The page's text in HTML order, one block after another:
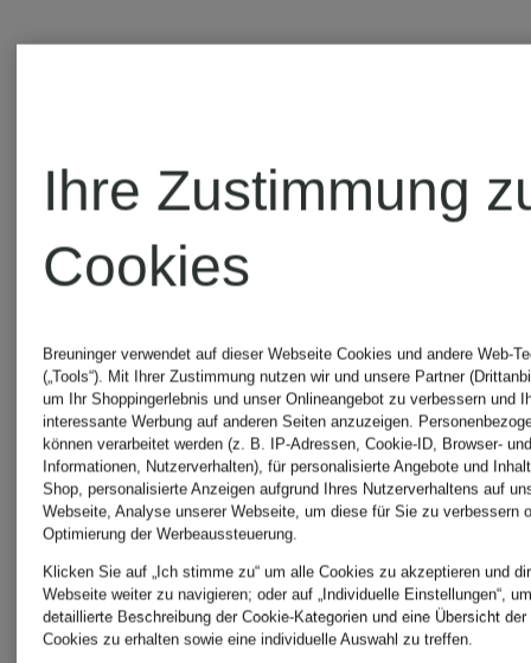
Exklusiv
J.LINDEBERG
Pullover
Zertifiziert
Ihre Zustimmung
Cookies
Breuninger verwendet auf dieser Webseite Cookies und andere Web-
(„Tools“). Mit Ihrer Zustimmung nutzen wir und unsere Partner
um Ihr Shoppingerlebnis und unser Onlineangebot zu verbessern und
interessante Werbung auf anderen Seiten anzuzeigen.
können verarbeitet werden (z. B. IP-Adressen, Cookie-ID, Browser-
Informationen, Nutzerverhalten), für personalisierte Angebote und
Shop, personalisierte Anzeigen aufgrund Ihres Nutzerverhaltens auf
Webseite, Analyse unserer Webseite, um diese für Sie zu verbessern
Optimierung der Werbeaussteuerung.
Klicken Sie auf „Ich stimme zu“ um alle Cookies zu akzeptieren und
Webseite weiter zu navigieren; oder auf „Individuelle Einstellungen“,
detaillierte Beschreibung der Cookie-Kategorien und eine Übersicht
Cookies zu erhalten sowie eine individuelle Auswahl zu treffen.